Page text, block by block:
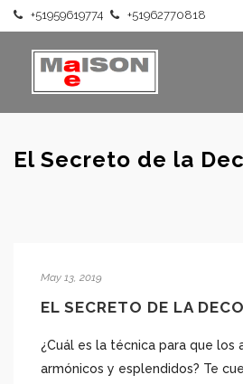
+51959619774
+51962770818
Calle Francisco de Paula Ugarriza
El Secreto de la
May 13, 2019
EL SECRETO DE LA
¿Cuál es la técnica para que los
armónicos y esplendidos? Te